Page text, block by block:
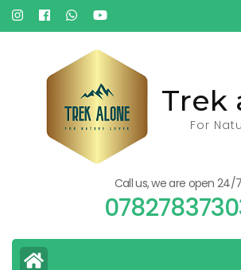
Skip
to
Trek
For
Call us, we are open 24/7